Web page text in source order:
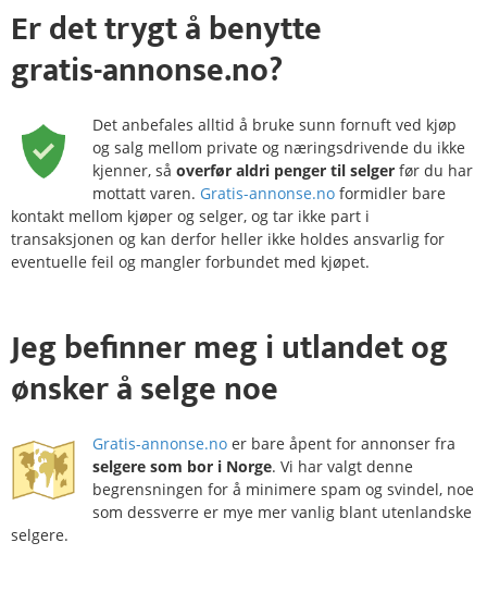
Er dettrygtå benytte
gratis-annonse.no?
Det anbefales alltid å bruke sunn fornuft ved kjøp
og salg mellom private og næringsdrivende du ikke
kjenner, så overfør aldri penger til selger før du har
mottatt varen. Gratis-annonse.no formidler bare
kontakt mellom kjøper og selger, og tar ikke part i
transaksjonen og kan derfor heller ikke holdes ansvarlig for
eventuelle feil og mangler forbundet med kjøpet.
Jeg befinner meg iutlandetog
ønsker å selge noe
Gratis-annonse.no er bare åpent for annonser fra
selgere som bor i Norge. Vi har valgt denne
begrensningen for å minimere spam og svindel, noe
som dessverre er mye mer vanlig blant utenlandske
selgere.